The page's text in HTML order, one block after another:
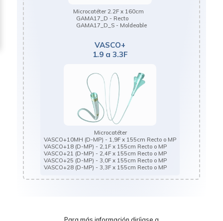
Microcatéter 2.2F x 160cm
GAMA17_D - Recto
GAMA17_D_S - Moldeable
VASCO+
1.9 a 3.3F
Microcatéter
VASCO+10MH (D-MP) - 1,9F x 155cm Recto o MP
VASCO+18 (D-MP) - 2,1F x 155cm Recto o MP
VASCO+21 (D-MP) - 2,4F x 155cm Recto o MP
VASCO+25 (D-MP) - 3,0F x 155cm Recto o MP
VASCO+28 (D-MP) - 3,3F x 155cm Recto o MP